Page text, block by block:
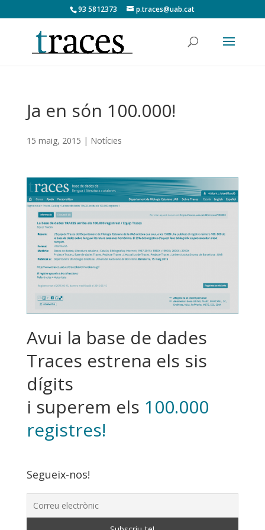
93 5812373 p.traces@uab.cat
Ja en són 100.000!
15 maig, 2015 | Notícies
Avui la base de dades
Traces estrena els sis
dígits
i superem els 100.000
registres!
Segueix-nos!